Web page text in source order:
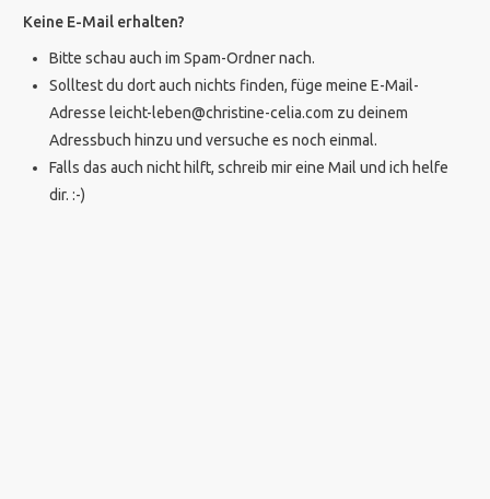
Keine E-Mail erhalten?
Bitte schau auch im Spam-Ordner nach.
Solltest du dort auch nichts finden, füge meine E-Mail-
Adresse leicht-leben@christine-celia.com zu deinem
Adressbuch hinzu und versuche es noch einmal.
Falls das auch nicht hilft, schreib mir eine Mail und ich helfe
dir. :-)